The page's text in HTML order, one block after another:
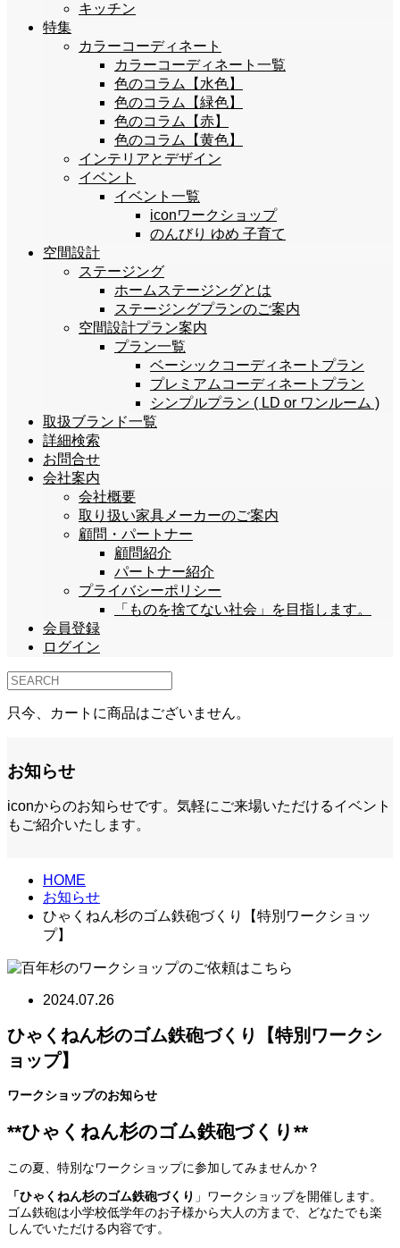
キッチン
特集
カラーコーディネート
カラーコーディネート一覧
色のコラム【水色】
色のコラム【緑色】
色のコラム【赤】
色のコラム【黄色】
インテリアとデザイン
イベント
イベント一覧
iconワークショップ
のんびり ゆめ 子育て
空間設計
ステージング
ホームステージングとは
ステージングプランのご案内
空間設計プラン案内
プラン一覧
ベーシックコーディネートプラン
プレミアムコーディネートプラン
シンプルプラン ( LD or ワンルーム )
取扱ブランド一覧
詳細検索
お問合せ
会社案内
会社概要
取り扱い家具メーカーのご案内
顧問・パートナー
顧問紹介
パートナー紹介
プライバシーポリシー
「ものを捨てない社会」を目指します。
会員登録
ログイン
只今、カートに商品はございません。
お知らせ
iconからのお知らせです。気軽にご来場いただけるイベント
もご紹介いたします。
HOME
お知らせ
ひゃくねん杉のゴム鉄砲づくり【特別ワークショッ
プ】
2024.07.26
ひゃくねん杉のゴム鉄砲づくり【特別ワークシ
ョップ】
ワークショップのお知らせ
**ひゃくねん杉のゴム鉄砲づくり**
この夏、特別なワークショップに参加してみませんか？
「ひゃくねん杉のゴム鉄砲づくり 」ワークショップを開催します。
ゴム鉄砲は小学校低学年のお子様から大人の方まで、どなたでも楽
しんでいただける内容です。